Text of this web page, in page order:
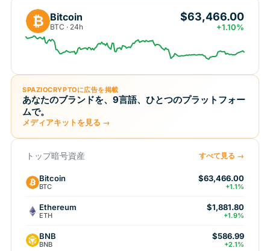
₿ Bitcoin
BTC · 24h
$63,466.00
+1.10%
SPAZIOCRYPTOに広告を掲載
あなたのブランドを、9言語、ひとつのプラットフォー
ムで。
メディアキットを見る →
トップ暗号資産 すべて見る →
Bitcoin
BTC
$63,466.00
+1.1%
Ethereum
ETH
$1,881.80
+1.9%
BNB
BNB
$586.99
+2.1%